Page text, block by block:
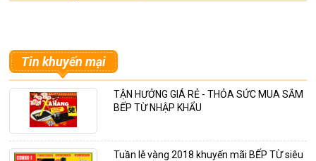
Tin khuyến mại
TẬN HƯỞNG GIÁ RẺ - THỎA SỨC MUA SẮM
BẾP TỪ NHẬP KHẨU
Tuần lễ vàng 2018 khuyến mãi BẾP TỪ siêu